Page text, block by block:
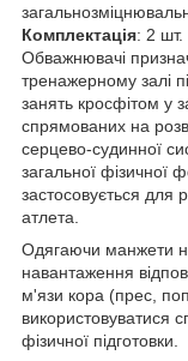
Комплектація: 2 шт.
Обважнювачі
тренажерному залі
занять кросфітом у
спрямованих на
серцево-судинної
загальної фізичної
застосовується для
атлета.
Одягаючи манжети
навантаження
м'язи кора (прес,
використовуватися
фізичної підготовки.